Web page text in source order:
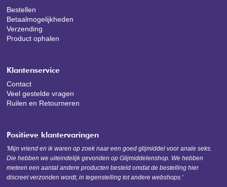
Bestellen
Betaalmogelijkheden
Verzending
Product ophalen
Klantenservice
Contact
Veel gestelde vragen
Ruilen en Retourneren
Positieve klantervaringen
'Mijn vriend en ik waren op zoek naar een goed glijmiddel voor anale seks.
Die hebben we uiteindelijk gevonden op Glijmiddelenshop. We hebben
meteen een aantal andere producten besteld omdat de bestelling hier
discreet verzonden wordt, in tegenstelling tot andere webshops.'